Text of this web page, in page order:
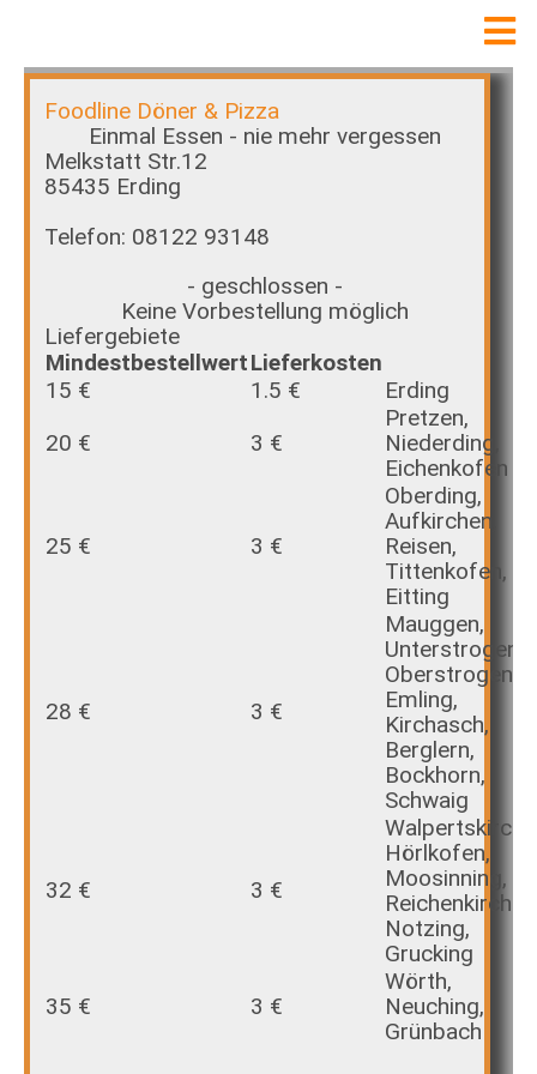
Foodline Döner & Pizza
Einmal Essen - nie mehr vergessen
Melkstatt Str.12
85435 Erding
Telefon: 08122 93148
- geschlossen -
Keine Vorbestellung möglich
Liefergebiete
MindestbestellwertLieferkosten
15 €
1.5 €
Erding
20 €
3 €
Pretzen,
Niederding,
Eichenkofen
25 € 3 €
Oberding,
Aufkirchen,
Reisen,
Tittenkofen,
Eitting
28 € 3 €
Mauggen,
Unterstrogen,
Oberstrogen,
Emling,
Kirchasch,
Berglern,
Bockhorn,
Schwaig
32 € 3 €
Hörlkofen,
Moosinning,
Notzing,
Grucking
35 €
3 €
Wörth,
Neuching,
Grünbach